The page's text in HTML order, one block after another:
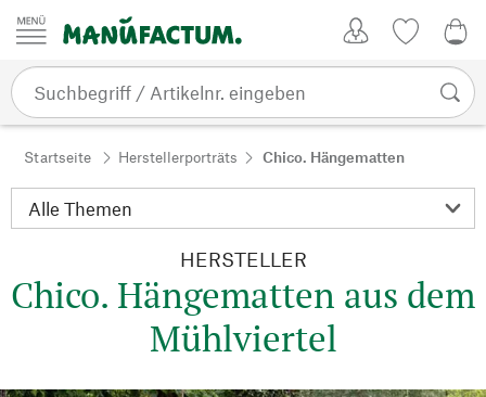
Zum Inhalt springen
Startseite Herstellerporträts Chico. Hängematten
HERSTELLER
Chico. Hängematten aus dem
Mühlviertel